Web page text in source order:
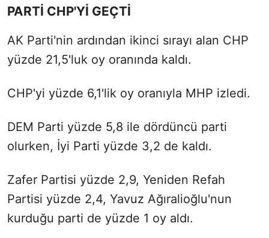
PARTİ CHP'Yİ GEÇTİ
AK Parti'nin ardından ikinci sırayı alan CHP
yüzde 21,5'luk oy oranında kaldı.
CHP'yi yüzde 6,1'lik oy oranıyla MHP izledi.
DEM Parti yüzde 5,8 ile dördüncü parti
olurken, İyi Parti yüzde 3,2 de kaldı.
Zafer Partisi yüzde 2,9, Yeniden Refah
Partisi yüzde 2,4, Yavuz Ağıralioğlu'nun
kurduğu parti de yüzde 1 oy aldı.